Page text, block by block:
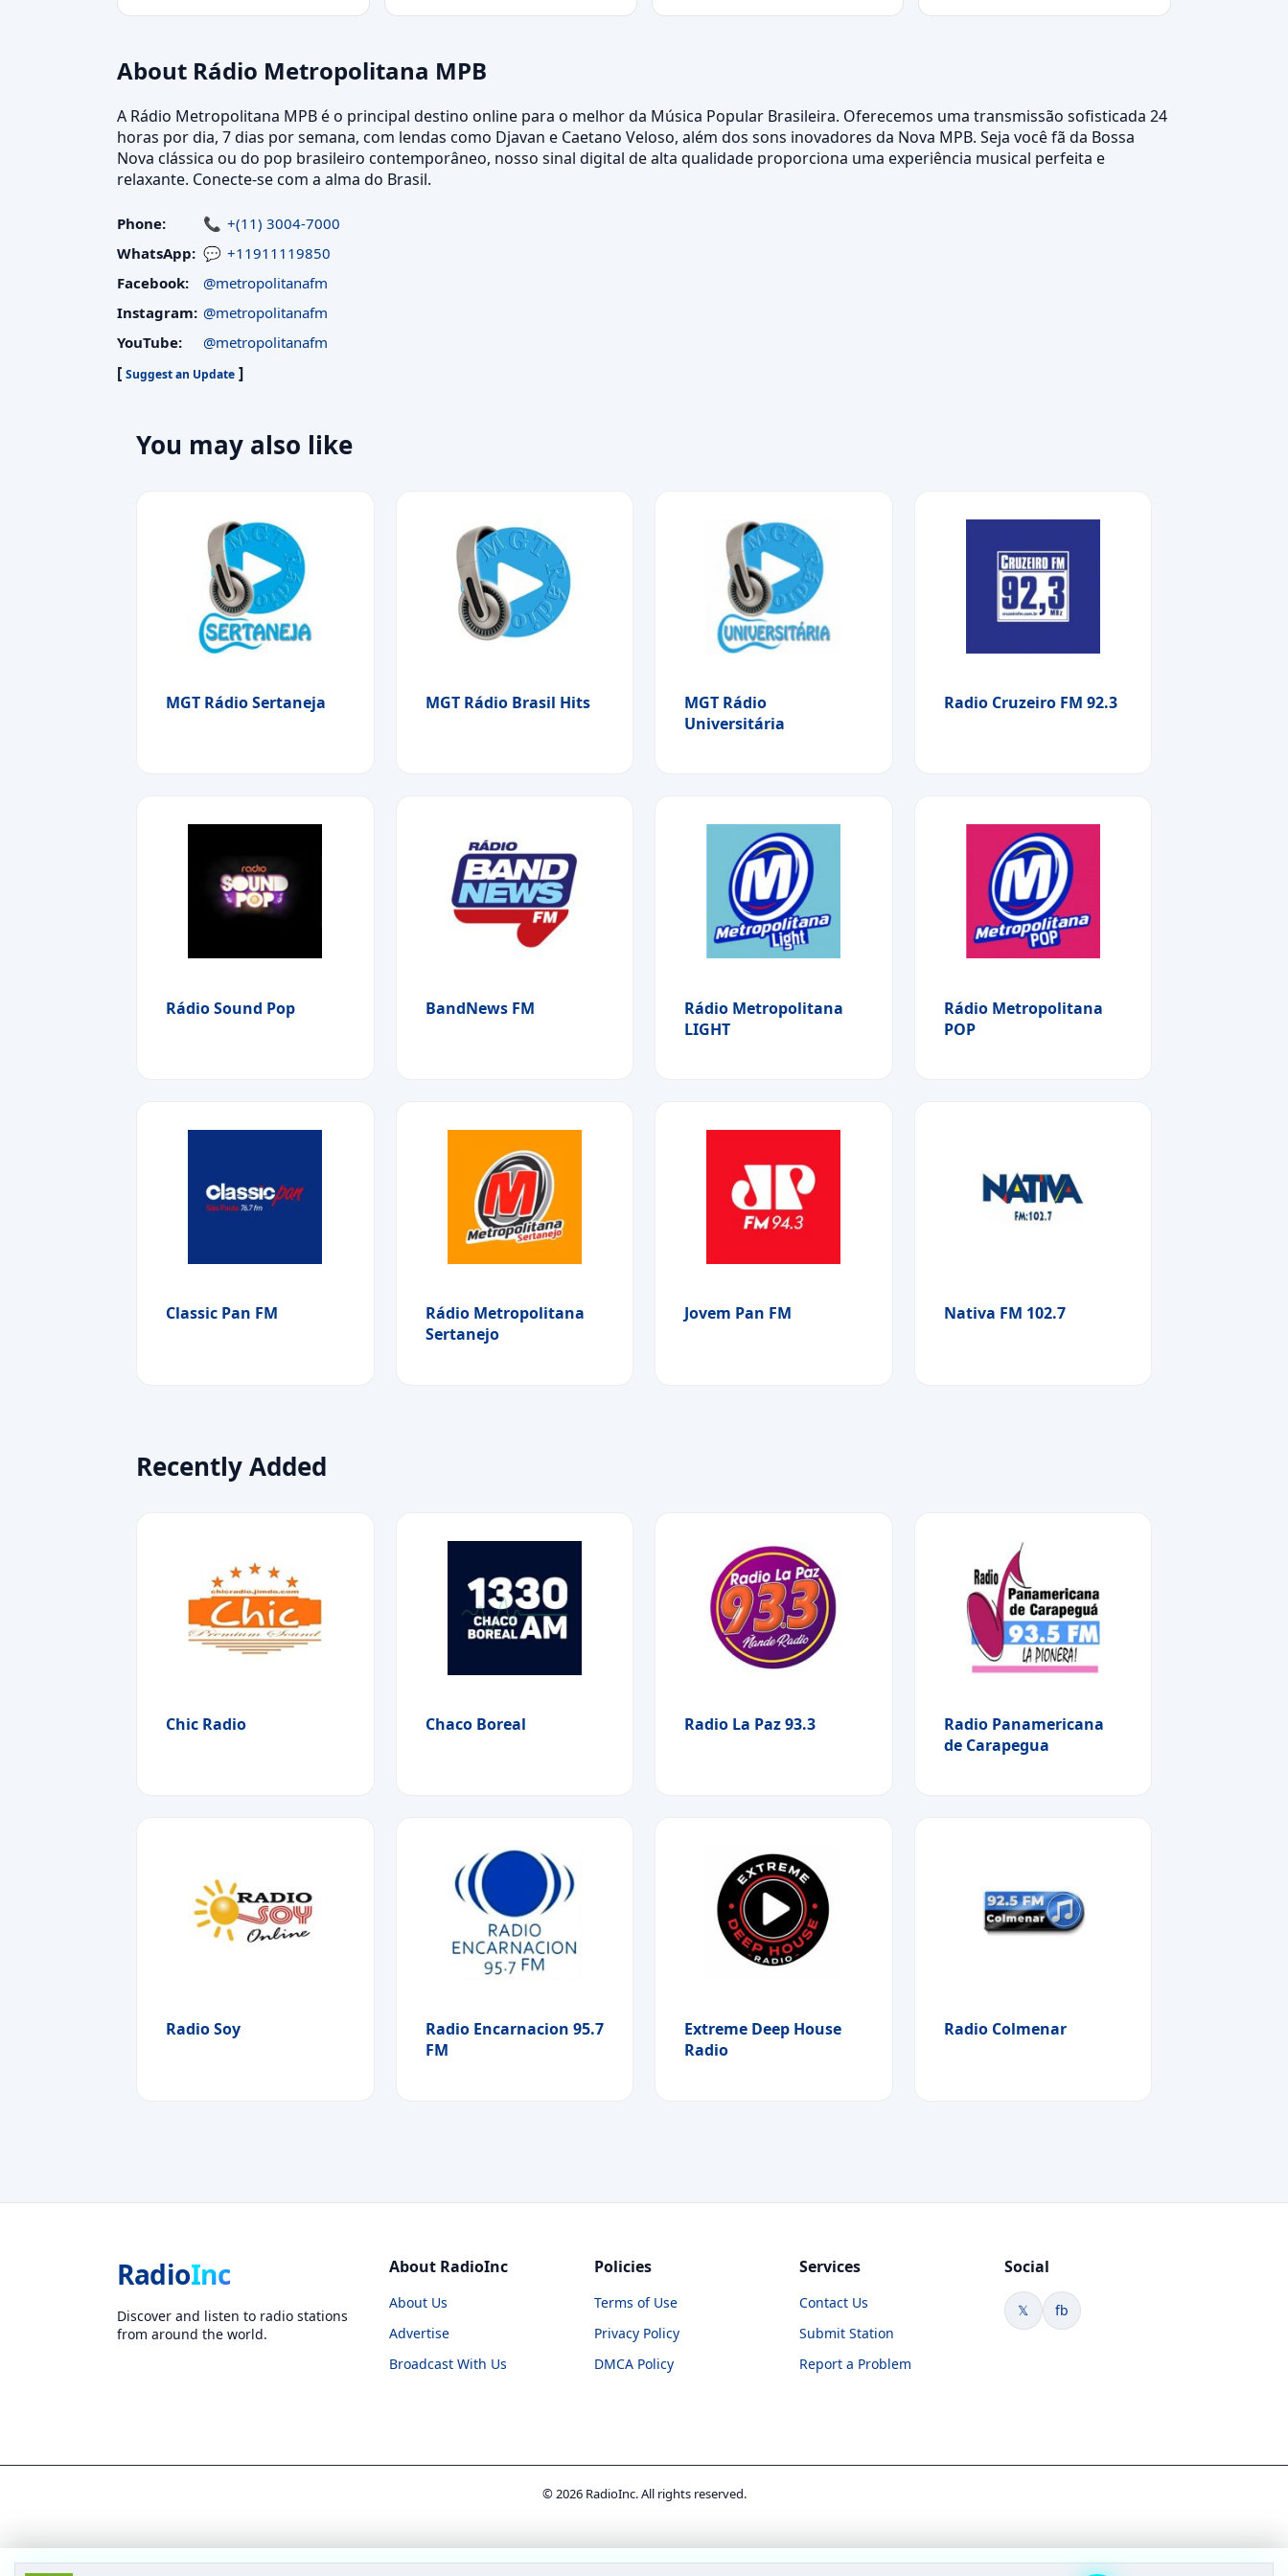
About Rádio Metropolitana MPB
A Rádio Metropolitana MPB é o principal destino online para o melhor da Música Popular Brasileira. Oferecemos uma transmissão sofisticada 24
horas por dia, 7 dias por semana, com lendas como Djavan e Caetano Veloso, além dos sons inovadores da Nova MPB. Seja você fã da Bossa
Nova clássica ou do pop brasileiro contemporâneo, nosso sinal digital de alta qualidade proporciona uma experiência musical perfeita e
relaxante. Conecte-se com a alma do Brasil.
Phone:
+(11) 3004-7000
WhatsApp:
+11911119850
Facebook:
@metropolitanafm
Instagram: @metropolitanafm
YouTube:
@metropolitanafm
[ Suggest an Update ]
You may also like
MGT Rádio Sertaneja MGT Rádio Brasil Hits
MGT Rádio
Universitária
Radio Cruzeiro FM 92.3
Rádio Sound Pop BandNews FM
Rádio Metropolitana
LIGHT
Rádio Metropolitana
POP
Classic Pan FM
Rádio Metropolitana
Sertanejo
Jovem Pan FM Nativa FM 102.7
Recently Added
Chic Radio Chaco Boreal Radio La Paz 93.3
Radio Panamericana
de Carapegua
Radio Soy
Radio Encarnacion 95.7
FM
Extreme Deep House
Radio
Radio Colmenar
RadioInc
Discover and listen to radio stations
from around the world.
About RadioInc
About Us
Advertise
Broadcast With Us
Policies
Terms of Use
Privacy Policy
DMCA Policy
Services
Contact Us
Submit Station
Report a Problem
Social
𝕏 fb
© 2026 RadioInc. All rights reserved.